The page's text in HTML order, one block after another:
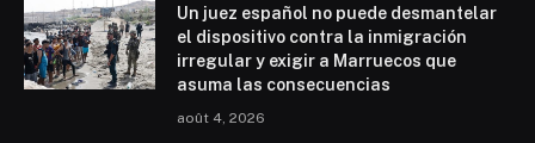
Un juez español no puede desmantelar
el dispositivo contra la inmigración
irregular y exigir a Marruecos que
asuma las consecuencias
août 4, 2026